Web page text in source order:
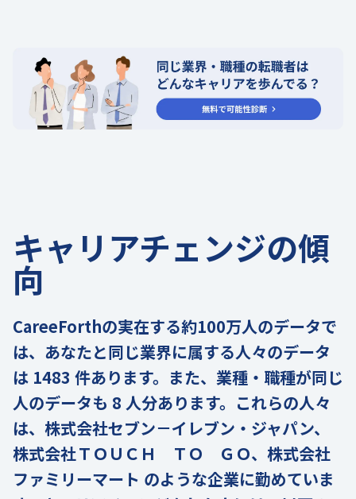
キャリアチェンジの傾
向
CareeForthの実在する約100万人のデータで
は、あなたと同じ業界に属する人々のデータ
は 1483 件あります。また、業種・職種が同じ
人のデータも 8 人分あります。これらの人々
は、株式会社セブン－イレブン・ジャパン、
株式会社ＴＯＵＣＨ ＴＯ ＧＯ、株式会社
ファミリーマート のような企業に勤めていま